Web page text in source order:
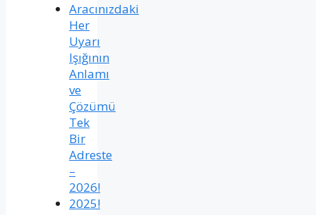
Aracınızdaki
Her
Uyarı
Işığının
Anlamı
ve
Çözümü
Tek
Bir
Adreste
–
2026!
2025!